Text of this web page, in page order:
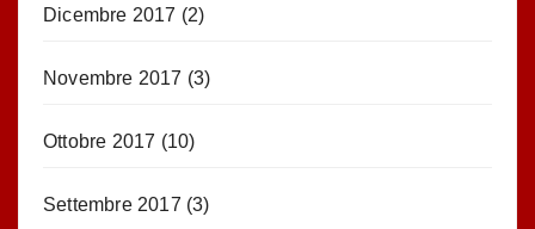
Dicembre 2017 (2)
Novembre 2017 (3)
Ottobre 2017 (10)
Settembre 2017 (3)